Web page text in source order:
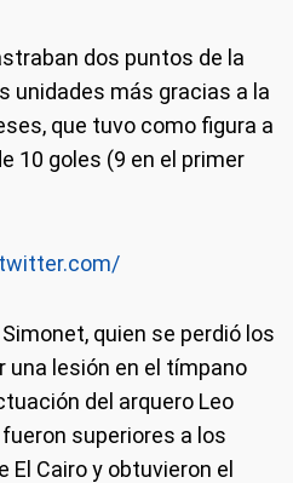
dos puntos de la
unidades más gracias a la
que tuvo como figura a
10 goles (9 en el primer
quien se perdió los
lesión en el tímpano
del arquero Leo
superiores a los
Cairo y obtuvieron el